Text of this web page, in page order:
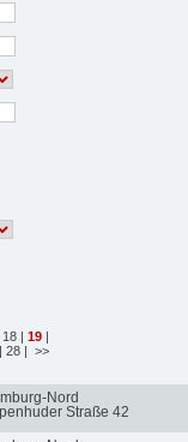
18 | 19 |
| 28 | >>
Nord
Straße 42